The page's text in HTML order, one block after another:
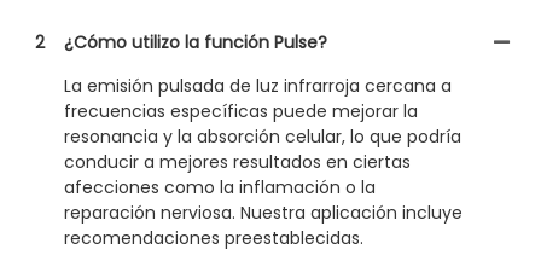
2
¿Cómo utilizo la función Pulse?
La emisión pulsada de luz infrarroja cercana a
frecuencias específicas puede mejorar la
resonancia y la absorción celular, lo que podría
conducir a mejores resultados en ciertas
afecciones como la inflamación o la
reparación nerviosa. Nuestra aplicación incluye
recomendaciones preestablecidas.